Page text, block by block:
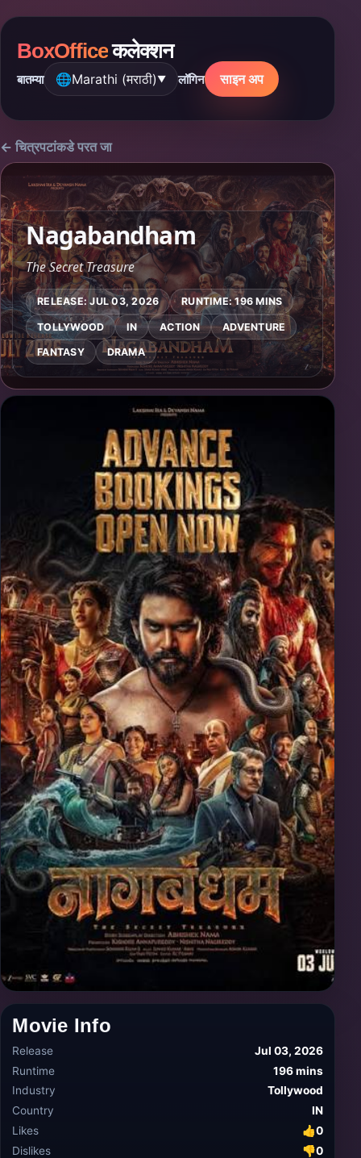
BoxOfficeकलेक्शन
बातम्या 🌐Marathi (मराठी)▼ लॉगिन साइन अप
← चित्रपटांकडे परत जा
Nagabandham
The Secret Treasure
RELEASE: JUL 03, 2026 RUNTIME: 196 MINS
TOLLYWOOD IN ACTION ADVENTURE
FANTASY DRAMA
Movie Info
Release
Jul 03, 2026
Runtime
196 mins
Industry
Tollywood
Country
IN
Likes
👍0
Dislikes
👎0